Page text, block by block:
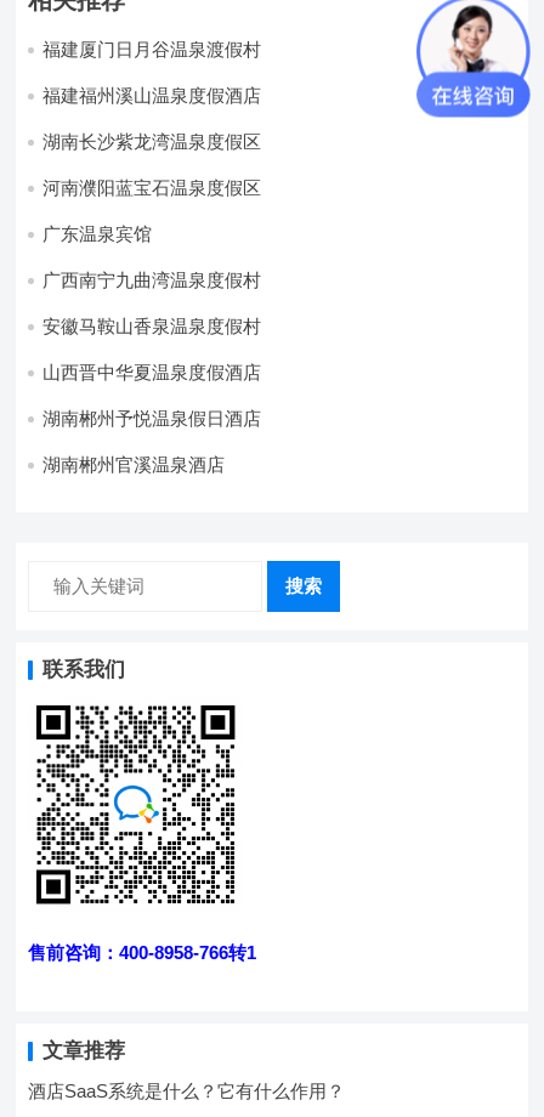
福建厦门日月谷温泉渡假村
福建福州溪山温泉度假酒店
湖南长沙紫龙湾温泉度假区
河南濮阳蓝宝石温泉度假区
广东温泉宾馆
广西南宁九曲湾温泉度假村
安徽马鞍山香泉温泉度假村
山西晋中华夏温泉度假酒店
湖南郴州予悦温泉假日酒店
湖南郴州官溪温泉酒店
搜索
联系我们
售前咨询：400-8958-766转1
文章推荐
酒店SaaS系统是什么？它有什么作用？